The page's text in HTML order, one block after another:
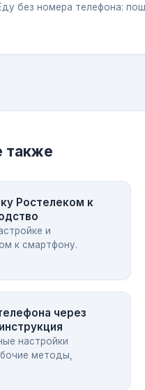
без номера телефона:
также
Ростелеком к
и
к смартфону.
через
настройки
методы,